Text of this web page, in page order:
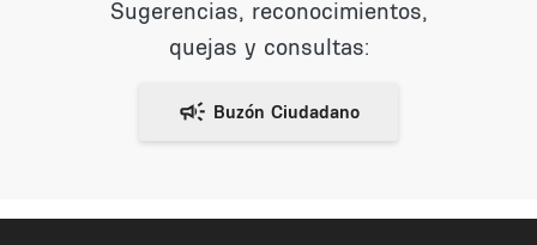
Sugerencias, reconocimientos,
quejas y consultas: